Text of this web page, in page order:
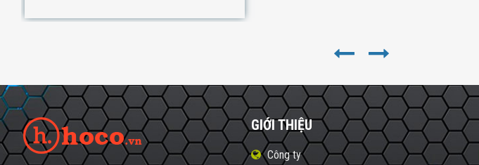
GIỚI THIỆU
Công ty